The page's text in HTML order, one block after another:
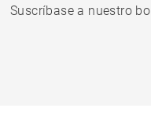
Suscríbase a nuestro